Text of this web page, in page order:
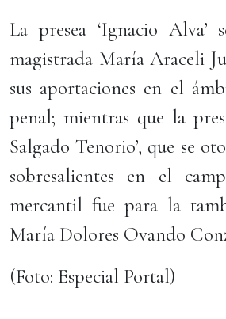
La presea ‘Ignacio Alva’
magistrada María Araceli
sus aportaciones en el
penal; mientras que la
Salgado Tenorio’, que se
sobresalientes en el
mercantil fue para la
María Dolores Ovando
(Foto: Especial Portal)